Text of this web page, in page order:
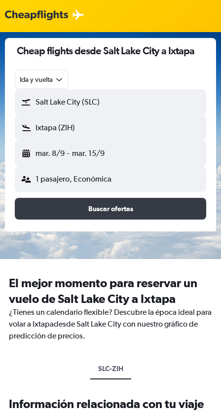
Cheap flights desde Salt Lake City a Ixtapa
Ida y vuelta
Salt Lake City (SLC)
Ixtapa (ZIH)
mar. 8/9 - mar. 15/9
1 pasajero, Económica
Buscar ofertas
El mejor momento para reservar un
vuelo de Salt Lake City a Ixtapa
¿Tienes un calendario flexible? Descubre la época ideal para
volar a Ixtapadesde Salt Lake City con nuestro gráfico de
predicción de precios.
SLC-ZIH
Información relacionada con tu viaje